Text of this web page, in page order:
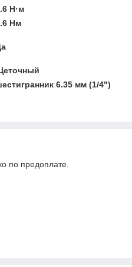
Н·м
Нм
6.35 мм (1/4")
по предоплате.